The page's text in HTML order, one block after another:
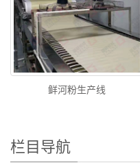
鲜河粉生产线
栏目导航